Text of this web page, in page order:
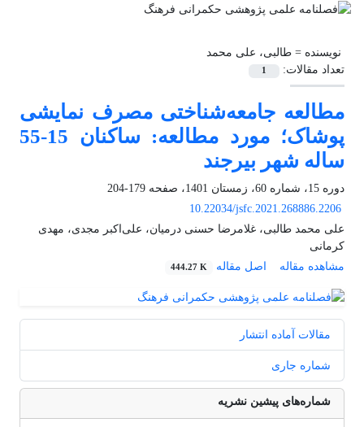
نویسنده = طالبی، علی محمد
تعداد مقالات:
1
مطالعه جامعه‌شناختی مصرف نمایشی
پوشاک؛ مورد مطالعه: ساکنان 15-55
ساله شهر بیرجند
دوره 15، شماره 60، زمستان 1401، صفحه
179-204
10.22034/jsfc.2021.268886.2206
علی محمد طالبی، غلامرضا حسنی درمیان، علی‌اکبر مجدی، مهدی
کرمانی
مشاهده مقاله
اصل مقاله 444.27 K
مقالات آماده انتشار
شماره جاری
شماره‌های پیشین نشریه